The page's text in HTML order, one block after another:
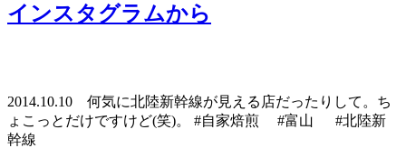
インスタグラムから
2014.10.10 何気に北陸新幹線が見える店だったりして。ち
ょこっとだけですけど(笑)。 #自家焙煎 #富山 #北陸新
幹線